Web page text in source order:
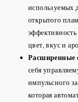
используемых
открытого
цвет, вкус и
Расширенные
себя
импульсного
которая